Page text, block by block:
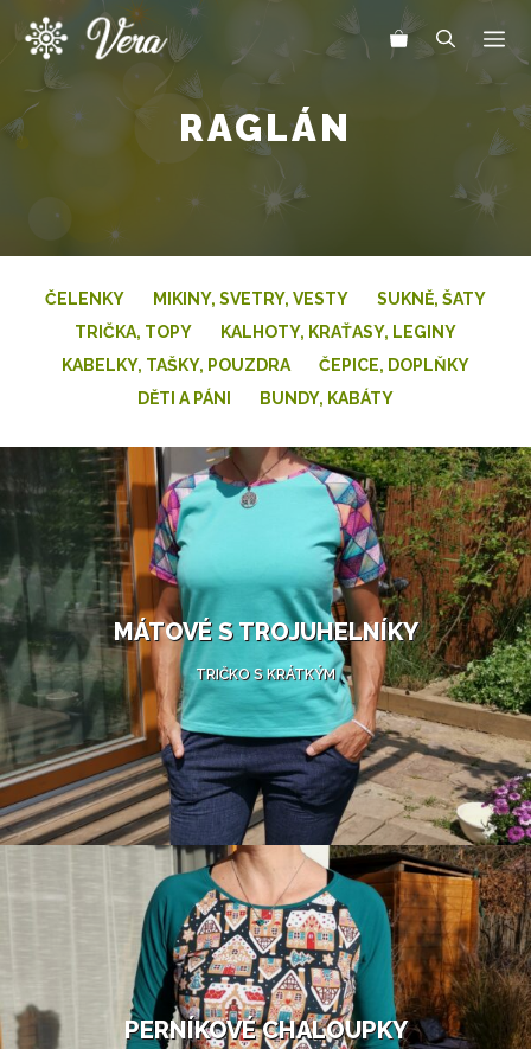
Přeskočit
obsah
RAGLÁN
ČELENKY MIKINY, SVETRY, VESTY
SUKNĚ, ŠATY
TRIČKA, TOPY
KALHOTY, KRAŤASY, LEGINY
KABELKY, TAŠKY, POUZDRA
ČEPICE, DOPLŇKY
DĚTI A PÁNI
BUNDY, KABÁTY
MÁTOVÉ S TROJUHELNÍKY
TRIČKO S KRÁTKÝM
PERNÍKOVÉ CHALOUPKY